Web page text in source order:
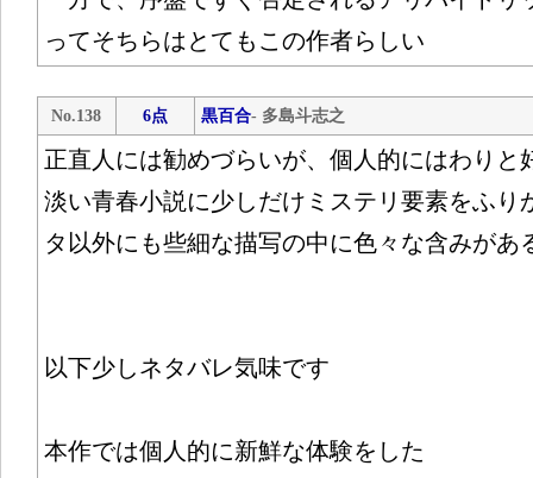
ってそちらはとてもこの作者らしい
No.138 6点 黒百合- 多島斗志之
正直人には勧めづらいが、個人的にはわりと
淡い青春小説に少しだけミステリ要素をふり
タ以外にも些細な描写の中に色々な含みがあ
以下少しネタバレ気味です
本作では個人的に新鮮な体験をした